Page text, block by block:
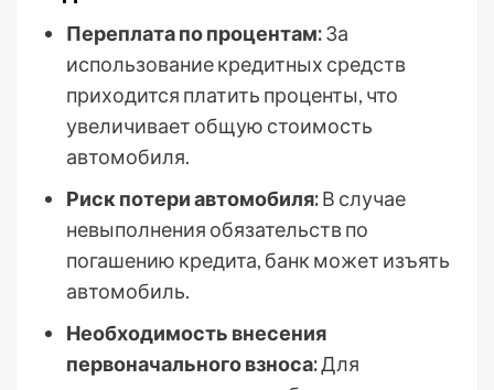
Переплата по процентам:За
использование кредитных средств
приходится платить проценты, что
увеличивает общую стоимость
автомобиля.
Риск потери автомобиля:В случае
невыполнения обязательств по
погашению кредита, банк может изъять
автомобиль.
Необходимость внесения
первоначального взноса:Для